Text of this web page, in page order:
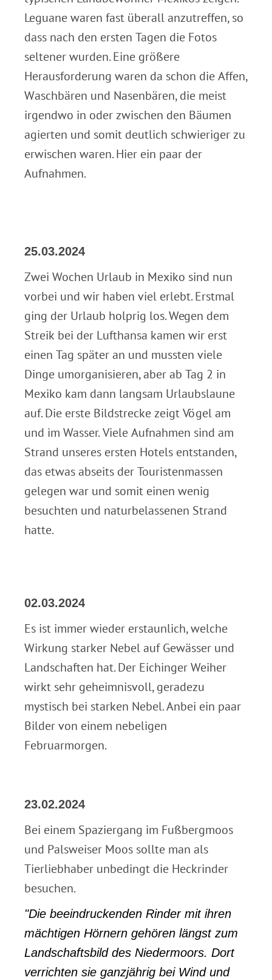
Leguane waren fast überall anzutreffen, so
dass nach den ersten Tagen die Fotos
seltener wurden. Eine größere
Herausforderung waren da schon die Affen,
Waschbären und Nasenbären, die meist
irgendwo in oder zwischen den Bäumen
agierten und somit deutlich schwieriger zu
erwischen waren. Hier ein paar der
Aufnahmen.
25.03.2024
Zwei Wochen Urlaub in Mexiko sind nun
vorbei und wir haben viel erlebt. Erstmal
ging der Urlaub holprig los. Wegen dem
Streik bei der Lufthansa kamen wir erst
einen Tag später an und mussten viele
Dinge umorganisieren, aber ab Tag 2 in
Mexiko kam dann langsam Urlaubslaune
auf. Die erste Bildstrecke zeigt Vögel am
und im Wasser. Viele Aufnahmen sind am
Strand unseres ersten Hotels entstanden,
das etwas abseits der Touristenmassen
gelegen war und somit einen wenig
besuchten und naturbelassenen Strand
hatte.
02.03.2024
Es ist immer wieder erstaunlich, welche
Wirkung starker Nebel auf Gewässer und
Landschaften hat. Der Eichinger Weiher
wirkt sehr geheimnisvoll, geradezu
mystisch bei starken Nebel. Anbei ein paar
Bilder von einem nebeligen
Februarmorgen.
23.02.2024
Bei einem Spaziergang im Fußbergmoos
und Palsweiser Moos sollte man als
Tierliebhaber unbedingt die Heckrinder
besuchen.
"Die beeindruckenden Rinder mit ihren
mächtigen Hörnern gehören längst zum
Landschaftsbild des Niedermoors. Dort
verrichten sie ganzjährig bei Wind und